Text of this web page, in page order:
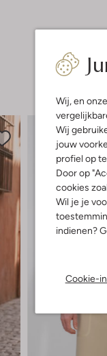
Wij, en onze
Wij
jouw
profiel op
Door op
cookies
Wil je je
indienen?
Cookie-